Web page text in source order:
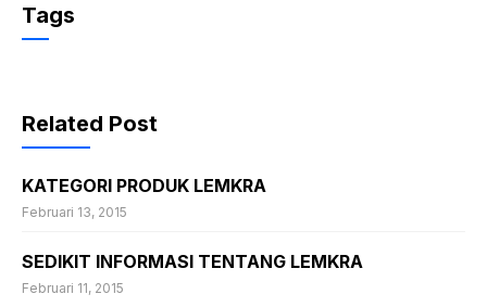
Tags
Related Post
KATEGORI PRODUK LEMKRA
Februari 13, 2015
SEDIKIT INFORMASI TENTANG LEMKRA
Februari 11, 2015